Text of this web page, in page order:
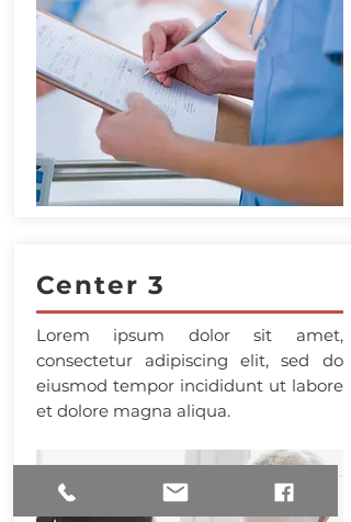
Center 3
Lorem ipsum dolor sit amet,
consectetur adipiscing elit, sed do
eiusmod tempor incididunt ut labore
et dolore magna aliqua.